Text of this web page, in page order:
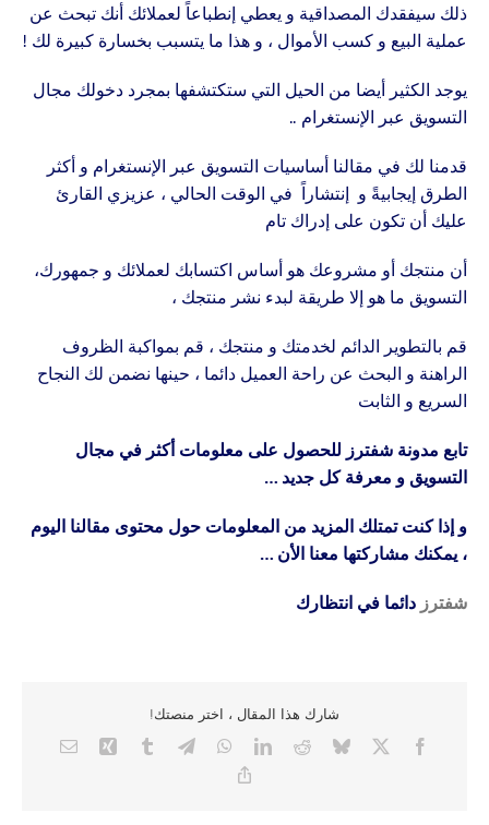
ذلك سيفقدك المصداقية و يعطي إنطباعاً لعملائك أنك تبحث عن
عملية البيع و كسب الأموال ، و هذا ما يتسبب بخسارة كبيرة لك !
يوجد الكثير أيضا من الحيل التي ستكتشفها بمجرد دخولك مجال
التسويق عبر الإنستغرام ..
قدمنا لك في مقالنا أساسيات التسويق عبر الإنستغرام و أكثر
الطرق إيجابيةً و إنتشاراً في الوقت الحالي ، عزيزي القارئ
عليك أن تكون على إدراك تام
أن منتجك أو مشروعك هو أساس اكتسابك لعملائك و جمهورك،
التسويق ما هو إلا طريقة لبدء نشر منتجك ،
قم بالتطوير الدائم لخدمتك و منتجك ، قم بمواكبة الظروف
الراهنة و البحث عن راحة العميل دائما ، حينها نضمن لك النجاح
السريع و الثابت
تابع مدونة شفترز للحصول على معلومات أكثر في مجال
التسويق و معرفة كل جديد …
و إذا كنت تمتلك المزيد من المعلومات حول محتوى مقالنا اليوم
، يمكنك مشاركتها معنا الأن …
شفترز دائما في انتظارك
شارك هذا المقال ، اختر منصتك!
Facebook
X
Bluesky
Reddit
LinkedIn
WhatsApp
Telegram
Tumblr
Xing
Email